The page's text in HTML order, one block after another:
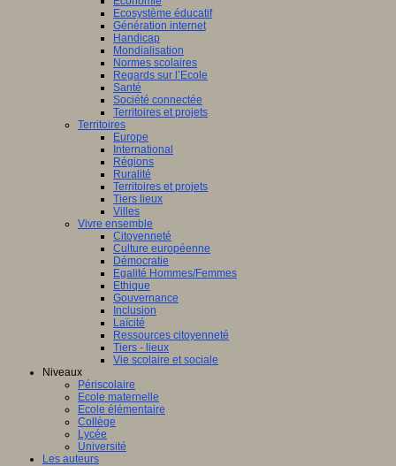
Ecosystème éducatif
Génération internet
Handicap
Mondialisation
Normes scolaires
Regards sur l’Ecole
Santé
Société connectée
Territoires et projets
Territoires
Europe
International
Régions
Ruralité
Territoires et projets
Tiers lieux
Villes
Vivre ensemble
Citoyenneté
Culture européenne
Démocratie
Egalité Hommes/Femmes
Ethique
Gouvernance
Inclusion
Laïcité
Ressources citoyenneté
Tiers - lieux
Vie scolaire et sociale
Niveaux
Périscolaire
Ecole maternelle
Ecole élémentaire
Collège
Lycée
Université
Les auteurs